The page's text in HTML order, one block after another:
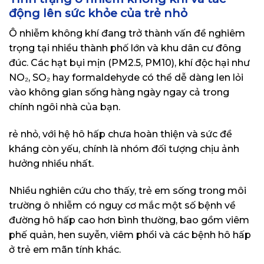
động lên sức khỏe của trẻ nhỏ
Ô nhiễm không khí đang trở thành vấn đề nghiêm
trọng tại nhiều thành phố lớn và khu dân cư đông
đúc. Các hạt bụi mịn (PM2.5, PM10), khí độc hại như
NO₂, SO₂ hay formaldehyde có thể dễ dàng len lỏi
vào không gian sống hàng ngày ngay cả trong
chính ngôi nhà của bạn.
rẻ nhỏ, với hệ hô hấp chưa hoàn thiện và sức đề
kháng còn yếu, chính là nhóm đối tượng chịu ảnh
hưởng nhiều nhất.
Nhiều nghiên cứu cho thấy, trẻ em sống trong môi
trường ô nhiễm có nguy cơ mắc một số bệnh về
đường hô hấp cao hơn bình thường, bao gồm viêm
phế quản, hen suyễn, viêm phổi và các bệnh hô hấp
ở trẻ em mãn tính khác.